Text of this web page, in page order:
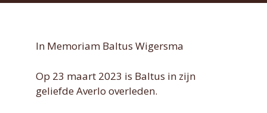
In Memoriam Baltus Wigersma
Op 23 maart 2023 is Baltus in zijn
geliefde Averlo overleden.